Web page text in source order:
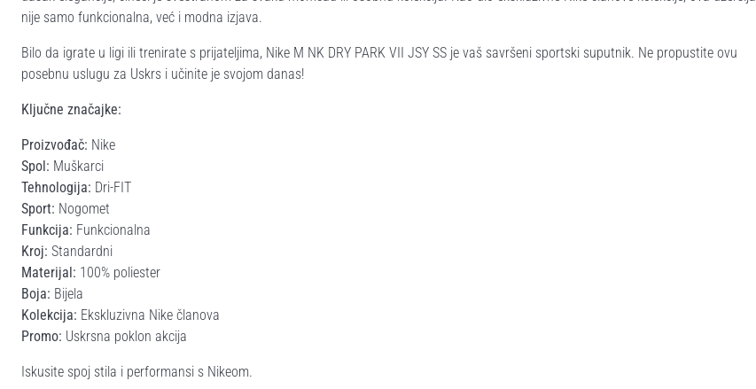
nije samo funkcionalna, već i modna izjava.
Bilo da igrate u ligi ili trenirate s prijateljima, Nike M NK DRY PARK VII JSY SS je vaš savršeni sportski suputnik. Ne propustite ovu
posebnu uslugu za Uskrs i učinite je svojom danas!
Ključne značajke:
Proizvođač: Nike
Spol: Muškarci
Tehnologija: Dri-FIT
Sport: Nogomet
Funkcija: Funkcionalna
Kroj: Standardni
Materijal: 100% poliester
Boja: Bijela
Kolekcija: Ekskluzivna Nike članova
Promo: Uskrsna poklon akcija
Iskusite spoj stila i performansi s Nikeom.